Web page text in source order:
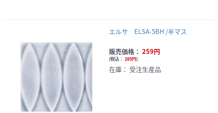
エルサ ELSA-5BH /半マス
販売価格： 259円
(税込： 285円)
在庫： 受注生産品